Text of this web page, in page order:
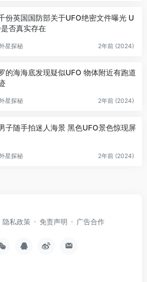
份英国国防部关于UFO绝密文件曝光 U
否真实存在
星探秘 2年前 (2024)
的海海底发现疑似UFO 物体附近有跑道
星探秘 2年前 (2024)
子随手拍迷人海景 黑色UFO景色惊现屏
星探秘 2年前 (2024)
隐私政策 免责声明 广告合作